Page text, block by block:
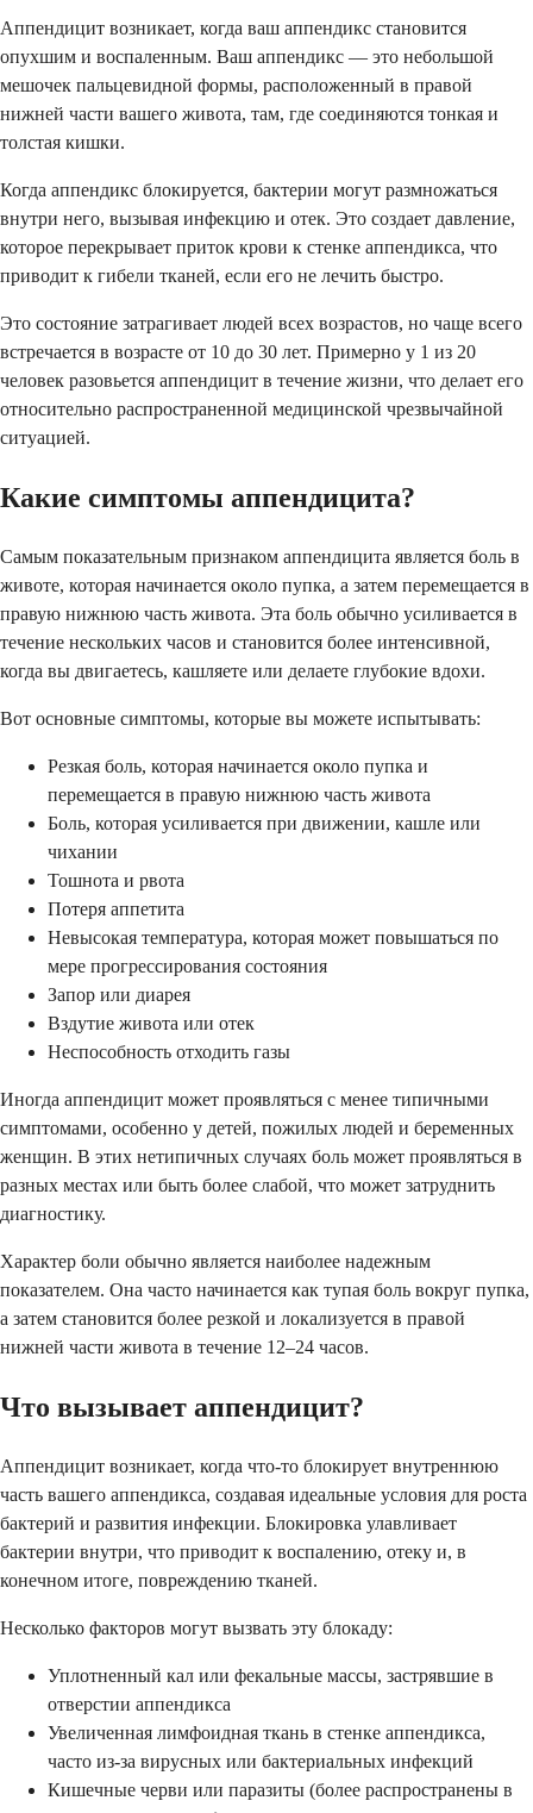
Аппендицит возникает, когда ваш аппендикс становится
опухшим и воспаленным. Ваш аппендикс — это небольшой
мешочек пальцевидной формы, расположенный в правой
нижней части вашего живота, там, где соединяются тонкая и
толстая кишки.
Когда аппендикс блокируется, бактерии могут размножаться
внутри него, вызывая инфекцию и отек. Это создает давление,
которое перекрывает приток крови к стенке аппендикса, что
приводит к гибели тканей, если его не лечить быстро.
Это состояние затрагивает людей всех возрастов, но чаще всего
встречается в возрасте от 10 до 30 лет. Примерно у 1 из 20
человек разовьется аппендицит в течение жизни, что делает его
относительно распространенной медицинской чрезвычайной
ситуацией.
Какие симптомы аппендицита?
Самым показательным признаком аппендицита является боль в
животе, которая начинается около пупка, а затем перемещается в
правую нижнюю часть живота. Эта боль обычно усиливается в
течение нескольких часов и становится более интенсивной,
когда вы двигаетесь, кашляете или делаете глубокие вдохи.
Вот основные симптомы, которые вы можете испытывать:
Резкая боль, которая начинается около пупка и
перемещается в правую нижнюю часть живота
Боль, которая усиливается при движении, кашле или
чихании
Тошнота и рвота
Потеря аппетита
Невысокая температура, которая может повышаться по
мере прогрессирования состояния
Запор или диарея
Вздутие живота или отек
Неспособность отходить газы
Иногда аппендицит может проявляться с менее типичными
симптомами, особенно у детей, пожилых людей и беременных
женщин. В этих нетипичных случаях боль может проявляться в
разных местах или быть более слабой, что может затруднить
диагностику.
Характер боли обычно является наиболее надежным
показателем. Она часто начинается как тупая боль вокруг пупка,
а затем становится более резкой и локализуется в правой
нижней части живота в течение 12–24 часов.
Что вызывает аппендицит?
Аппендицит возникает, когда что-то блокирует внутреннюю
часть вашего аппендикса, создавая идеальные условия для роста
бактерий и развития инфекции. Блокировка улавливает
бактерии внутри, что приводит к воспалению, отеку и, в
конечном итоге, повреждению тканей.
Несколько факторов могут вызвать эту блокаду:
Уплотненный кал или фекальные массы, застрявшие в
отверстии аппендикса
Увеличенная лимфоидная ткань в стенке аппендикса,
часто из-за вирусных или бактериальных инфекций
Кишечные черви или паразиты (более распространены в